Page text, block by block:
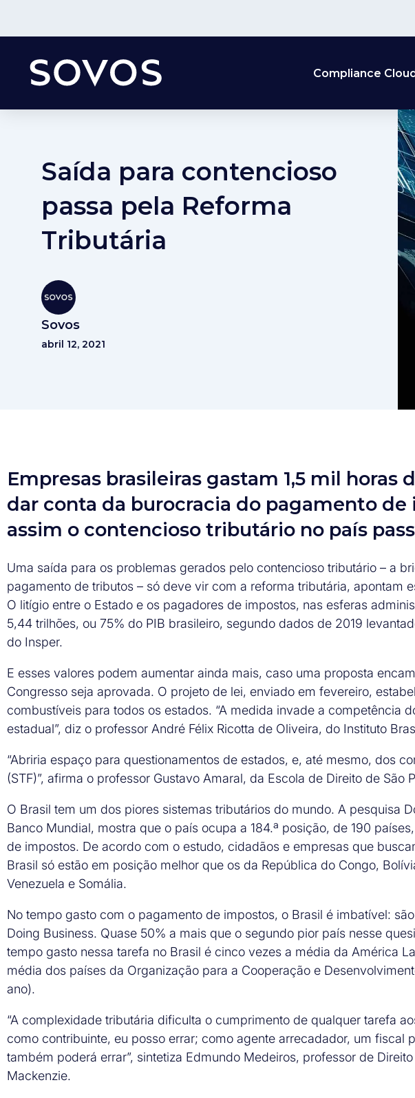
Compliance
Saída para contencioso
passa pela Reforma
Tributária
Sovos
abril 12, 2021
Empresas brasileiras gastam 1,5 mil horas
dar conta da burocracia do pagamento de
assim o contencioso tributário no país
Uma saída para os problemas gerados pelo contencioso tributário – a
pagamento de tributos – só deve vir com a reforma tributária, apontam
O litígio entre o Estado e os pagadores de impostos, nas esferas
5,44 trilhões, ou 75% do PIB brasileiro, segundo dados de 2019
do Insper.
E esses valores podem aumentar ainda mais, caso uma proposta
Congresso seja aprovada. O projeto de lei, enviado em fevereiro,
combustíveis para todos os estados. “A medida invade a competência
estadual”, diz o professor André Félix Ricotta de Oliveira, do Instituto
“Abriria espaço para questionamentos de estados, e, até mesmo, dos
(STF)”, afirma o professor Gustavo Amaral, da Escola de Direito de São
O Brasil tem um dos piores sistemas tributários do mundo. A pesquisa
Banco Mundial, mostra que o país ocupa a 184.ª posição, de 190
de impostos. De acordo com o estudo, cidadãos e empresas que
Brasil só estão em posição melhor que os da República do Congo,
Venezuela e Somália.
No tempo gasto com o pagamento de impostos, o Brasil é imbatível:
Doing Business. Quase 50% a mais que o segundo pior país nesse
tempo gasto nessa tarefa no Brasil é cinco vezes a média da América
média dos países da Organização para a Cooperação e
ano).
“A complexidade tributária dificulta o cumprimento de qualquer tarefa
como contribuinte, eu posso errar; como agente arrecadador, um fiscal
também poderá errar”, sintetiza Edmundo Medeiros, professor de
Mackenzie.